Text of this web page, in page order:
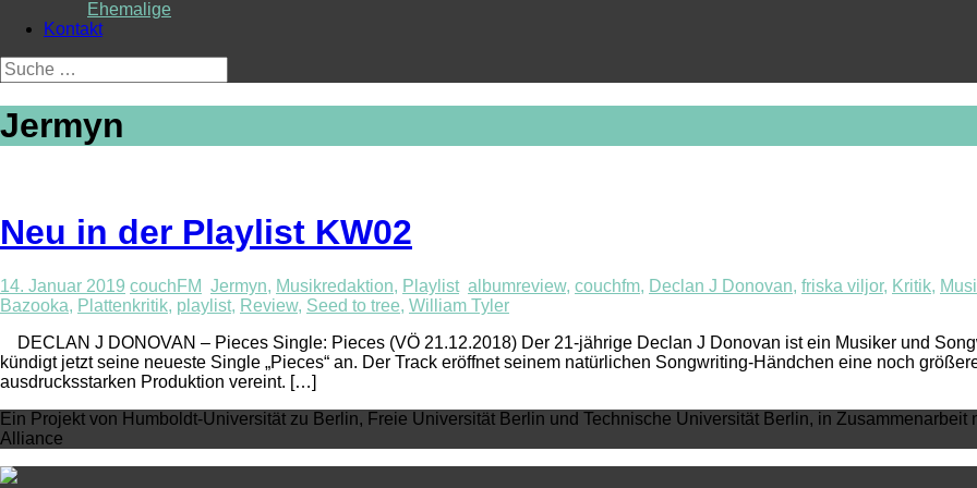
Ehemalige
Kontakt
Suche
nach:
Jermyn
Neu in der Playlist KW02
14. Januar 2019 couchFM Jermyn, Musikredaktion, Playlist albumreview, couchfm, Declan J Donovan, friska viljor, Kritik,
Bazooka, Plattenkritik, playlist, Review, Seed to tree, William Tyler
DECLAN J DONOVAN – Pieces Single: Pieces (VÖ 21.12.2018) Der 21-jährige Declan J Donovan ist ein Musiker und
kündigt jetzt seine neueste Single „Pieces“ an. Der Track eröffnet seinem natürlichen Songwriting-Händchen eine noch
ausdrucksstarken Produktion vereint. […]
Ein Projekt von Humboldt-Universität zu Berlin, Freie Universität Berlin und Technische Universität Berlin, in
Alliance